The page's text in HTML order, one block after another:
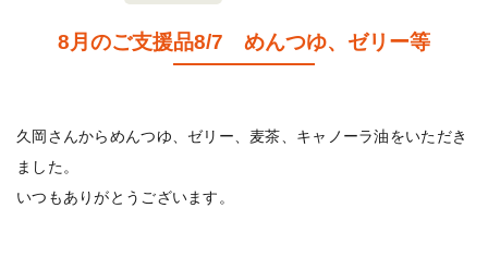
8月のご支援品8/7 めんつゆ、ゼリー等
久岡さんからめんつゆ、ゼリー、麦茶、キャノーラ油をいただき
ました。
いつもありがとうございます。